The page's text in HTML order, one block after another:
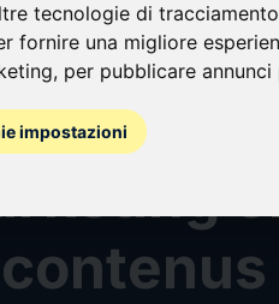
tecnologie di
fornire una migliore
, per pubblicare
impostazioni